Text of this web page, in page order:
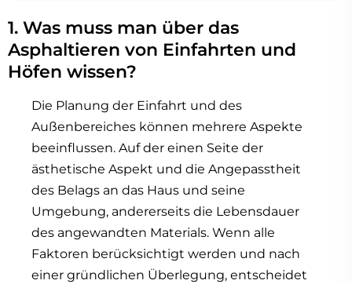
1. Was muss man über das
Asphaltieren von Einfahrten und
Höfen wissen?
Die Planung der Einfahrt und des
Außenbereiches können mehrere Aspekte
beeinflussen. Auf der einen Seite der
ästhetische Aspekt und die Angepasstheit
des Belags an das Haus und seine
Umgebung, andererseits die Lebensdauer
des angewandten Materials. Wenn alle
Faktoren berücksichtigt werden und nach
einer gründlichen Überlegung, entscheidet